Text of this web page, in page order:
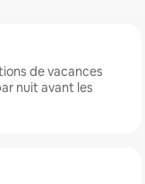
de vacances
nuit avant les